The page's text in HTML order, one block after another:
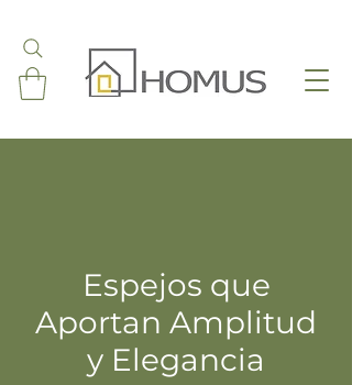
Espejos que
Aportan Amplitud
y Elegancia